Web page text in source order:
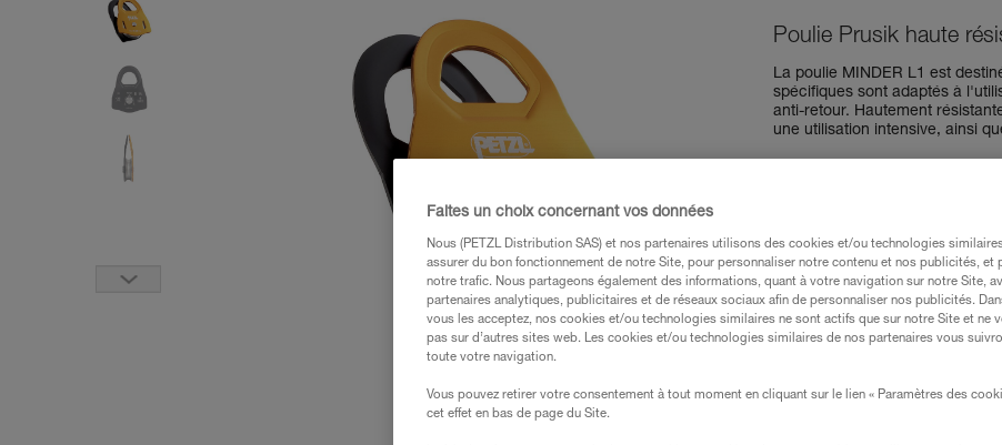
Poulie Prusik haute
La poulie MINDER L1 est
spécifiques sont adaptés à
anti-retour. Hautement
une utilisation intensive, ainsi
Faites un choix concernant vos données
Nous (PETZL Distribution SAS) et nos partenaires utilisons des cookies et/ou technologies
assurer du bon fonctionnement de notre Site, pour personnaliser notre contenu et nos publicités, et
notre trafic. Nous partageons également des informations, quant à votre navigation sur notre Site,
partenaires analytiques, publicitaires et de réseaux sociaux afin de personnaliser nos publicités.
vous les acceptez, nos cookies et/ou technologies similaires ne sont actifs que sur notre Site et ne
pas sur d’autres sites web. Les cookies et/ou technologies similaires de nos partenaires vous
toute votre navigation.
Vous pouvez retirer votre consentement à tout moment en cliquant sur le lien « Paramètres des
cet effet en bas de page du Site.